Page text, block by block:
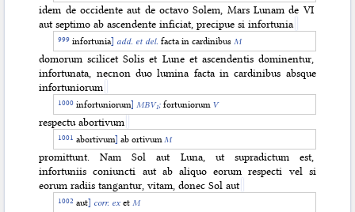
idem de occidente aut de octavo Solem, Mars Lunam de VI
aut septimo ab ascendente inficiat, precipue si infortunia
infortunia] add. et del. facta in cardinibusM
domorum scilicet Solis et Lune et ascendentis dominentur,
infortunata, necnon duo lumina facta in cardinibus absque
infortuniorum
infortuniorum] MBV1;fortuniorum V
respectu abortivum
abortivum] ab ortivum M
promittunt. Nam Sol aut Luna, ut supradictum est,
infortuniis coniuncti aut ab aliquo eorum respecti vel si
eorum radiis tangantur, vitam, donec Sol aut
aut] corr. exetM